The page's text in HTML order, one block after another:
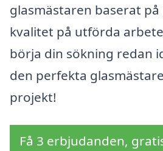
glasmästaren baserat
kvalitet på utförda
börja din sökning redan
den perfekta
projekt!
Få 3 erbjudanden,